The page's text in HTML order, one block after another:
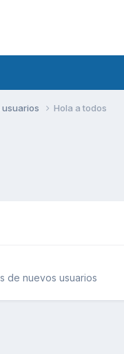
Hola a todos
de nuevos usuarios